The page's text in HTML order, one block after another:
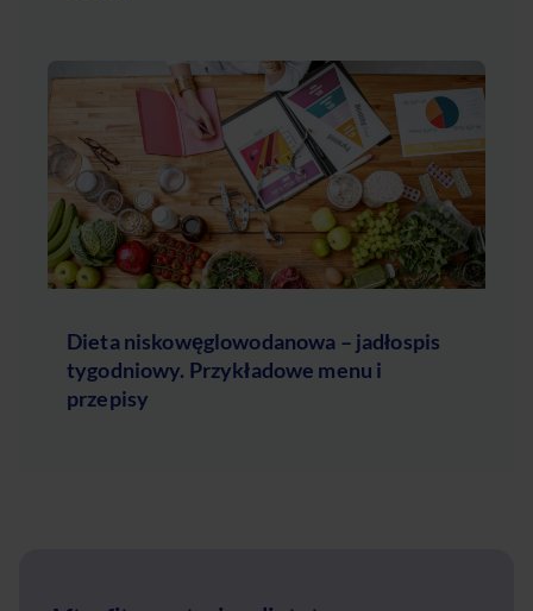
Dieta niskowęglowodanowa – jadłospis
tygodniowy. Przykładowe menu i
przepisy